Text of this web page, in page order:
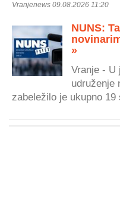
Vranjenews 09.08.2026 11:20
NUNS:
»
Vranje - U
udruženje
zabeležilo je ukupno